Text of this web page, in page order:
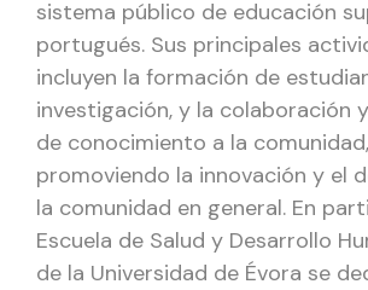
sistema público de educación
portugués. Sus principales
incluyen la formación de
investigación, y la colaboración
de conocimiento a la comunidad,
promoviendo la innovación y el
la comunidad en general. En
Escuela de Salud y Desarrollo
de la Universidad de Évora se